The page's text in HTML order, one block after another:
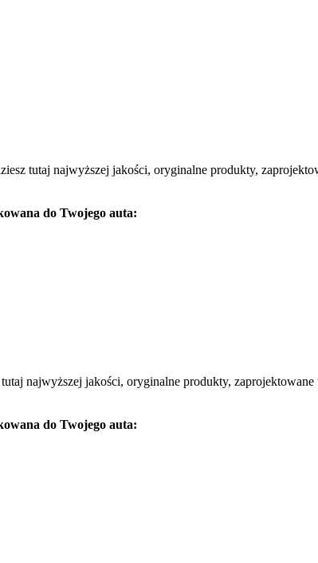
tutaj najwyższej jakości, oryginalne produkty,
do Twojego auta:
najwyższej jakości, oryginalne produkty,
do Twojego auta: